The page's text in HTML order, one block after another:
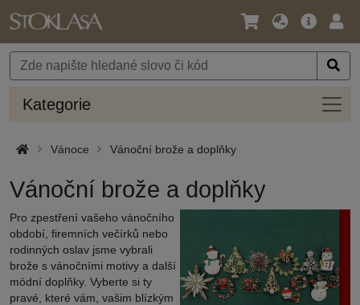
Jazyk
Měna
Hlavní
Kategorie
Vánoce Vánoční brože a doplňky
Vánoční brože a doplňky
Pro zpestření vašeho vánočního
období, firemních večírků nebo
rodinných oslav jsme vybrali
brože s vánočními motivy a další
módní doplňky. Vyberte si ty
pravé, které vám, vašim blízkým